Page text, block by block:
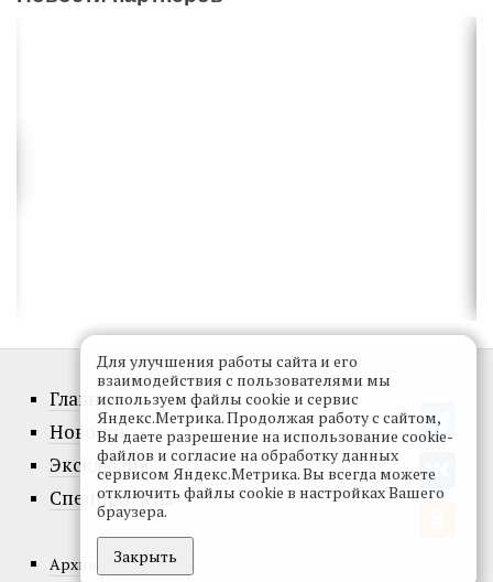
Главное
Новости
Эксклюзив
Спецпроекты
Архив номеров
Для улучшения работы сайта и его
взаимодействия с пользователями мы
используем файлы cookie и сервис
Яндекс.Метрика. Продолжая работу с сайтом,
Вы даете разрешение на использование cookie-
файлов и согласие на обработку данных
сервисом Яндекс.Метрика. Вы всегда можете
отключить файлы cookie в настройках Вашего
браузера.
Закрыть